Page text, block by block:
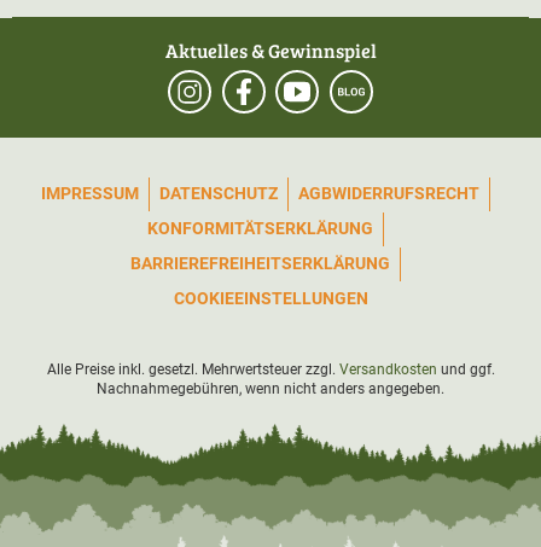
Aktuelles & Gewinnspiel
IMPRESSUM DATENSCHUTZ AGBWIDERRUFSRECHT
KONFORMITÄTSERKLÄRUNG
BARRIEREFREIHEITSERKLÄRUNG
COOKIEEINSTELLUNGEN
Alle Preise inkl. gesetzl. Mehrwertsteuer zzgl. Versandkosten und ggf.
Nachnahmegebühren, wenn nicht anders angegeben.